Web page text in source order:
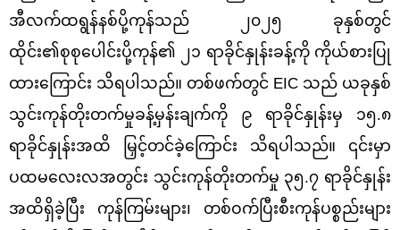
အီလက်ထရွန်နစ်ပို့ကုန်သည် ၂၀၂၅ ခုနှစ်တွင်
ထိုင်း၏စုစုပေါင်းပို့ကုန်၏ ၂၁ ရာခိုင်နှုန်းခန့်ကို ကိုယ်စားပြု
ထားကြောင်း သိရပါသည်။ တစ်ဖက်တွင် EIC သည် ယခုနှစ်
သွင်းကုန်တိုးတက်မှုခန့်မှန်းချက်ကို ၉ ရာခိုင်နှုန်းမှ ၁၅.၈
ရာခိုင်နှုန်းအထိ မြှင့်တင်ခဲ့ကြောင်း သိရပါသည်။ ၎င်းမှာ
ပထမလေးလအတွင်း သွင်းကုန်တိုးတက်မှု ၃၅.၇ ရာခိုင်နှုန်း
အထိရှိခဲ့ပြီး ကုန်ကြမ်းများ၊ တစ်ဝက်ပြီးစီးကုန်ပစ္စည်းများ